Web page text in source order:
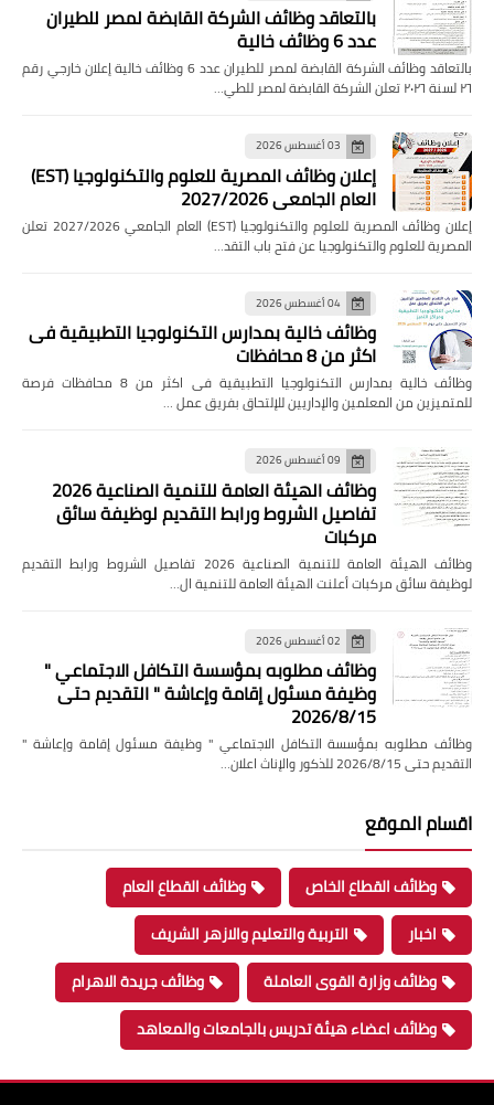
بالتعاقد وظائف الشركة القابضة لمصر للطيران
عدد 6 وظائف خالية
بالتعاقد وظائف الشركة القابضة لمصر للطيران عدد 6 وظائف خالية إعلان خارجي رقم
٢٦ لسنة ٢٠٢٦ تعلن الشركة القابضة لمصر للطي…
03 أغسطس 2026
إعلان وظائف المصرية للعلوم والتكنولوجيا (EST)
العام الجامعي 2027/2026
إعلان وظائف المصرية للعلوم والتكنولوجيا (EST) العام الجامعي 2027/2026 تعلن
المصرية للعلوم والتكنولوجيا عن فتح باب التقد…
04 أغسطس 2026
وظائف خالية بمدارس التكنولوجيا التطبيقية فى
اكثر من 8 محافظات
وظائف خالية بمدارس التكنولوجيا التطبيقية فى اكثر من 8 محافظات فرصة
للمتميزين من المعلمين والإداريين للإلتحاق بفريق عمل …
09 أغسطس 2026
وظائف الهيئة العامة للتنمية الصناعية 2026
تفاصيل الشروط ورابط التقديم لوظيفة سائق
مركبات
وظائف الهيئة العامة للتنمية الصناعية 2026 تفاصيل الشروط ورابط التقديم
لوظيفة سائق مركبات أعلنت الهيئة العامة للتنمية ال…
02 أغسطس 2026
وظائف مطلوبه بمؤسسة التكافل الاجتماعي "
وظيفة مسئول إقامة وإعاشة " التقديم حتى
2026/8/15
وظائف مطلوبه بمؤسسة التكافل الاجتماعي " وظيفة مسئول إقامة وإعاشة "
التقديم حتى 2026/8/15 للذكور والإناث اعلان…
اقسام الموقع
وظائف القطاع الخاص
وظائف القطاع العام
اخبار
التربية والتعليم والازهر الشريف
وظائف وزارة القوى العاملة
وظائف جريدة الاهرام
وظائف اعضاء هيئة تدريس بالجامعات والمعاهد